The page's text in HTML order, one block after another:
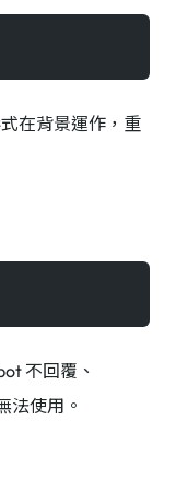
在背景運作，重
不回覆、
法使用。